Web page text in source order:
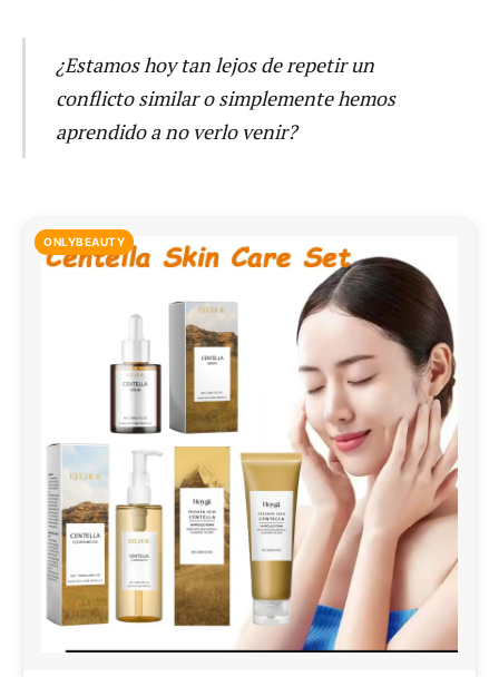
¿Estamos hoy tan lejos de repetir un
conflicto similar o simplemente hemos
aprendido a no verlo venir?
ONLYBEAUTY